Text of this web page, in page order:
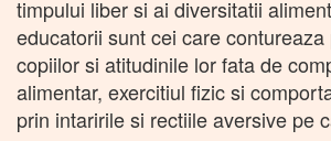
timpului liber si ai diversitatii
educatorii sunt cei care
copiilor si atitudinile lor fata de
alimentar, exercitiul fizic si
prin intaririle si rectiile aversive pe